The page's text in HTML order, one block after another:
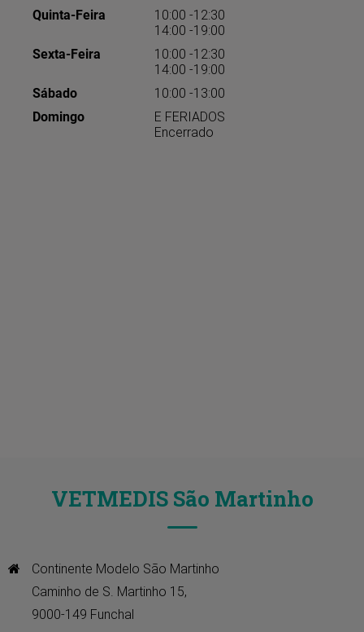
Quinta-Feira
10:00 -12:30
14:00 -19:00
Sexta-Feira
10:00 -12:30
14:00 -19:00
Sábado
10:00 -13:00
Domingo
E FERIADOS
Encerrado
VETMEDIS São Martinho
Continente Modelo São Martinho
Caminho de S. Martinho 15,
9000-149 Funchal